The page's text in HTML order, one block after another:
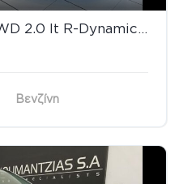
Jaguar F-Type 2018 RWD 2.0 lt R-Dynamic 300 Hp Panorama
Βενζίνη